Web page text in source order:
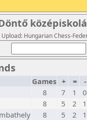
Hungarian Chess-
Games + =
8 7 1
0
8 5 2
1
8 5 2
1